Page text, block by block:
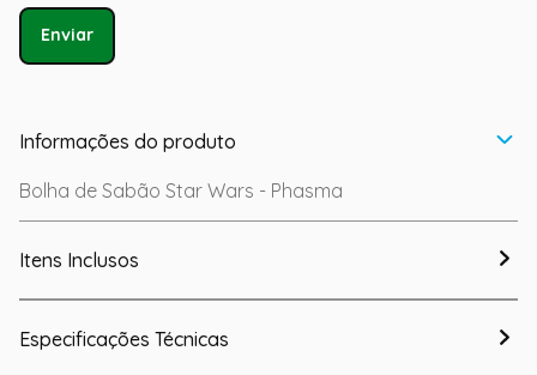
Enviar
Informações do produto
Bolha de Sabão Star Wars - Phasma
Itens Inclusos
Especificações Técnicas